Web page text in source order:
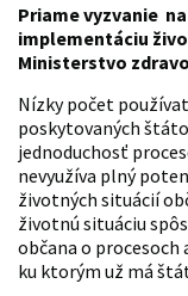
Priame vyzvanie
implementáciu
Ministerstvo
Nízky počet
poskytovaných
jednoduchosť
nevyužíva plný
životných situácií
životnú situáciu
občana o procesoch
ku ktorým už má